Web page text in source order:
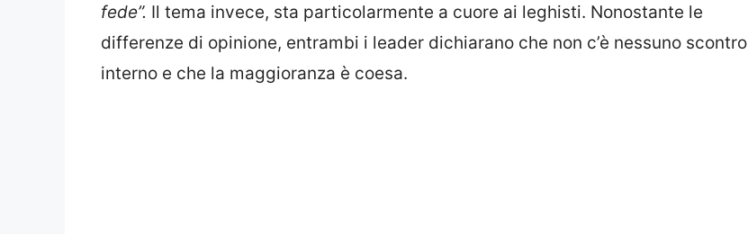
fede”. Il tema invece, sta particolarmente a cuore ai leghisti. Nonostante le
differenze di opinione, entrambi i leader dichiarano che non c’è nessuno scontro
interno e che la maggioranza è coesa.